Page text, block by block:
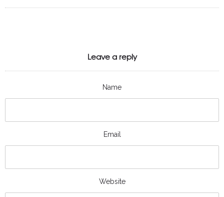
Leave a reply
Name
Email
Website